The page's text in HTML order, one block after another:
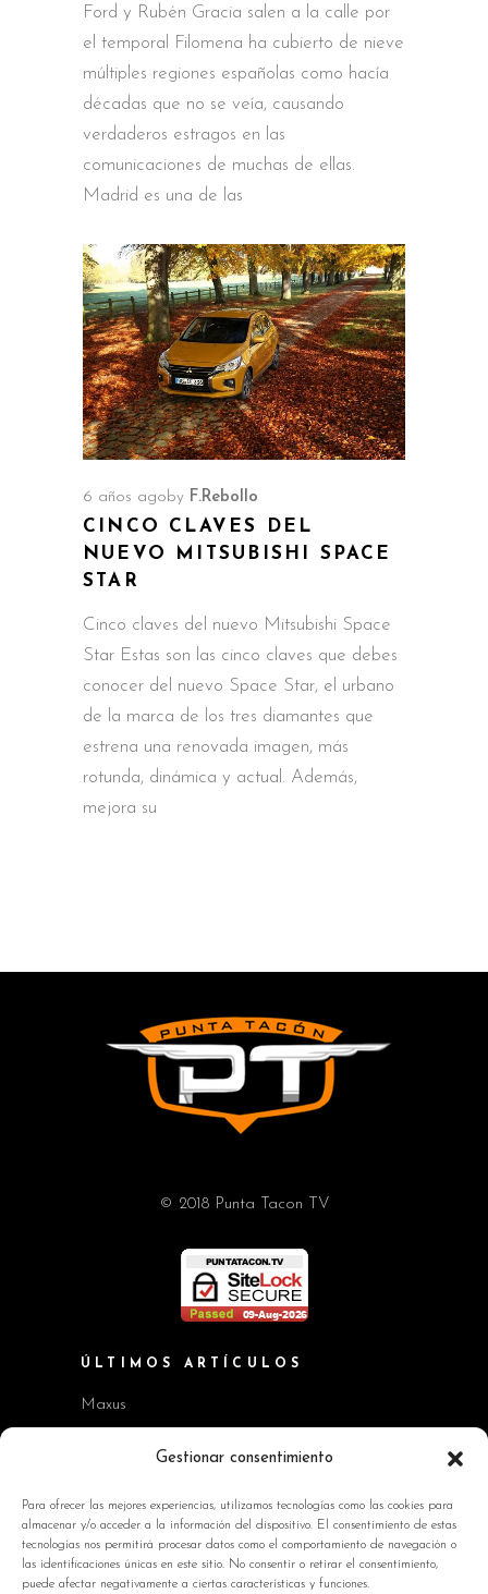
Gestionar consentimiento
Para ofrecer las mejores experiencias, utilizamos tecnologías como las cookies para
almacenar y/o acceder a la información del dispositivo. El consentimiento de estas
tecnologías nos permitirá procesar datos como el comportamiento de navegación o
las identificaciones únicas en este sitio. No consentir o retirar el consentimiento,
puede afectar negativamente a ciertas características y funciones.
Ford y Rubén Gracia salen a la calle por
el temporal Filomena ha cubierto de nieve
múltiples regiones españolas como hacía
décadas que no se veía, causando
verdaderos estragos en las
comunicaciones de muchas de ellas.
Madrid es una de las
6 años ago by F.Rebollo
CINCO CLAVES DEL
NUEVO MITSUBISHI SPACE
STAR
Cinco claves del nuevo Mitsubishi Space
Star Estas son las cinco claves que debes
conocer del nuevo Space Star, el urbano
de la marca de los tres diamantes que
estrena una renovada imagen, más
rotunda, dinámica y actual. Además,
mejora su
© 2018 Punta Tacon TV
ÚLTIMOS ARTÍCULOS
Maxus
Workshop BMW Neue Klasse
Kia EV2 y Kia Seltos
Skoda Octavia RS